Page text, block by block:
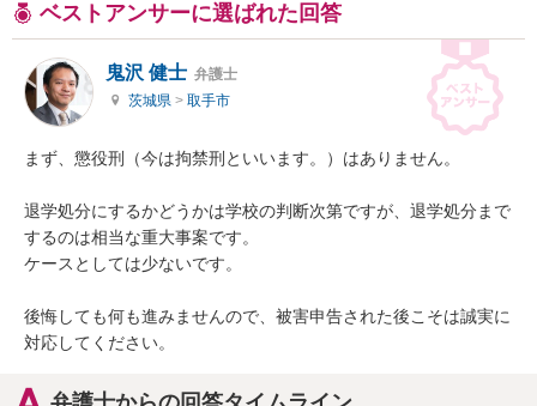
ベストアンサーに選ばれた回答
鬼沢 健士 弁護士
茨城県 > 取手市
まず、懲役刑（今は拘禁刑といいます。）はありません。
退学処分にするかどうかは学校の判断次第ですが、退学処分まで
するのは相当な重大事案です。
ケースとしては少ないです。
後悔しても何も進みませんので、被害申告された後こそは誠実に
対応してください。